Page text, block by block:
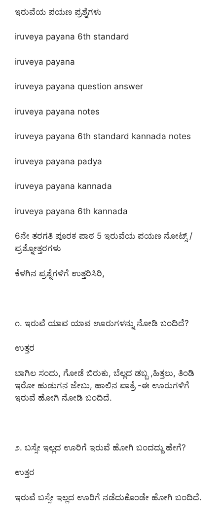
ಇರುವೆಯ ಪಯಣ ಪ್ರಶ್ನೆಗಳು
iruveya payana 6th standard
iruveya payana
iruveya payana question answer
iruveya payana notes
iruveya payana 6th standard kannada notes
iruveya payana padya
iruveya payana kannada
iruveya payana 6th kannada
6ನೇ ತರಗತಿ ಪೂರಕ ಪಾಠ 5 ಇರುವೆಯ ಪಯಣ ನೋಟ್ಸ್ /
ಪ್ರಶ್ನೋತ್ತರಗಳು
ಕೆಳಗಿನ ಪ್ರಶ್ನೆಗಳಿಗೆ ಉತ್ತರಿಸಿರಿ,
೧. ಇರುವೆ ಯಾವ ಯಾವ ಊರುಗಳನ್ನು ನೋಡಿ ಬಂದಿದೆ?
ಉತ್ತರ
ಬಾಗಿಲ ಸಂದು, ಗೋಡೆ ಬಿರುಕು, ಬೆಲ್ಲದ ಡಬ್ಬ ,ಹಿತ್ತಲು, ತಿಂಡಿ
ಇರೋ ಹುಡುಗನ ಜೇಬು, ಹಾಲಿನ ಪಾತ್ರೆ -ಈ ಊರುಗಳಿಗೆ
ಇರುವೆ ಹೋಗಿ ನೋಡಿ ಬಂದಿದೆ.
೨. ಬಸ್ಸೇ ಇಲ್ಲದ ಊರಿಗೆ ಇರುವೆ ಹೋಗಿ ಬಂದದ್ದು ಹೇಗೆ?
ಉತ್ತರ
ಇರುವೆ ಬಸ್ಸೇ ಇಲ್ಲದ ಊರಿಗೆ ನಡೆದುಕೊಂಡೇ ಹೋಗಿ ಬಂದಿದೆ.